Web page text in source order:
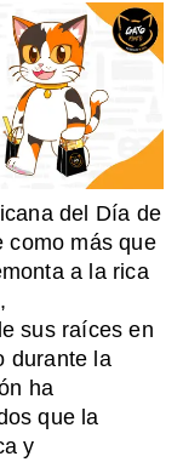
del Día de
como más que
a la rica
sus raíces en
durante la
ha
que la
y